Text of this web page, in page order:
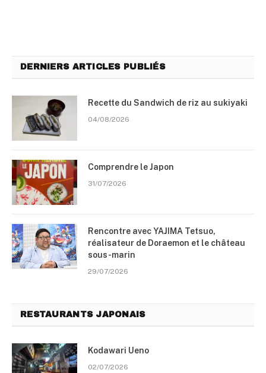
DERNIERS ARTICLES PUBLIÉS
Recette du Sandwich de riz au sukiyaki
04/08/2026
Comprendre le Japon
31/07/2026
Rencontre avec YAJIMA Tetsuo,
réalisateur de Doraemon et le château
sous-marin
29/07/2026
RESTAURANTS JAPONAIS
Kodawari Ueno
02/07/2026